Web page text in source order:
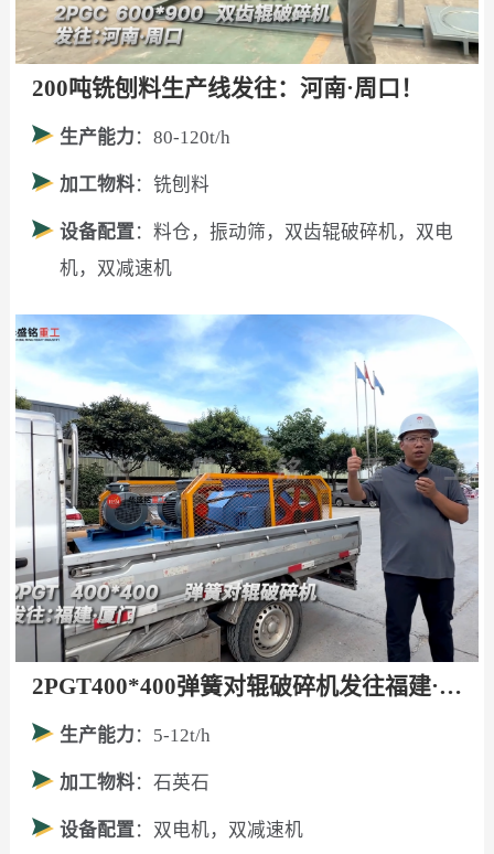
200吨铣刨料生产线发往：河南·周口！
生产能力 ：80-120t/h
加工物料：铣刨料
设备配置：料仓，振动筛，双齿辊破碎机，双电
机，双减速机
2PGT400*400弹簧对辊破碎机发往福建·厦门！
生产能力 ：5-12t/h
加工物料：石英石
设备配置：双电机，双减速机